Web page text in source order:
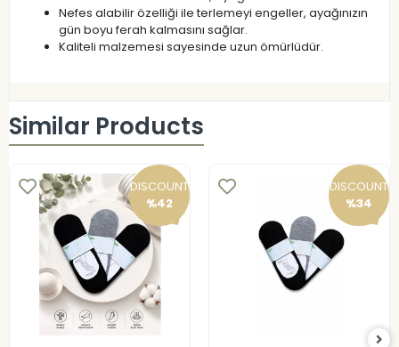
Nefes alabilir özelliği ile terlemeyi engeller, ayağınızın
gün boyu ferah kalmasını sağlar.
Kaliteli malzemesi sayesinde uzun ömürlüdür.
Similar Products
DISCOUNT
%42
DISCOUNT
%34